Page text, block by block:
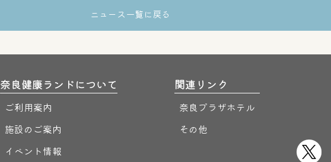
ニュース一覧に戻る
奈良健康ランドについて
ご利用案内
施設のご案内
イベント情報
関連リンク
奈良プラザホテル
その他